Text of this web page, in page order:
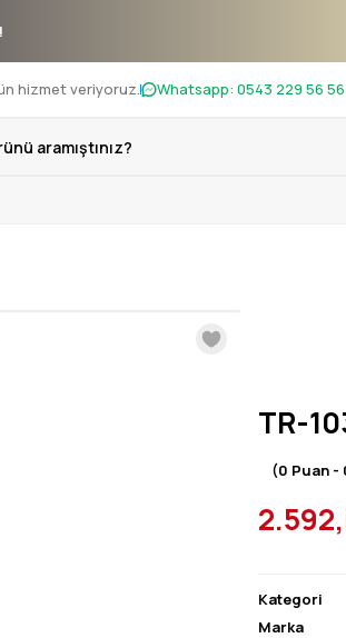
!
hizmet veriyoruz. Whatsapp: 0543 229 56 56
TR-
(0 Puan -
Kategori
Marka